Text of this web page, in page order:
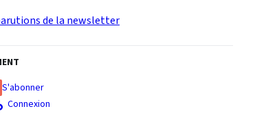
de la newsletter
S'abonner
Connexion